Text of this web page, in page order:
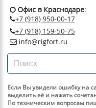
Офис в Краснодаре:
+7 (918) 950-00-17
+7 (918) 159-50-75
info@rigfort.ru
Если Вы увидели ошибку на
выделить её и нажать
По техническим вопросам